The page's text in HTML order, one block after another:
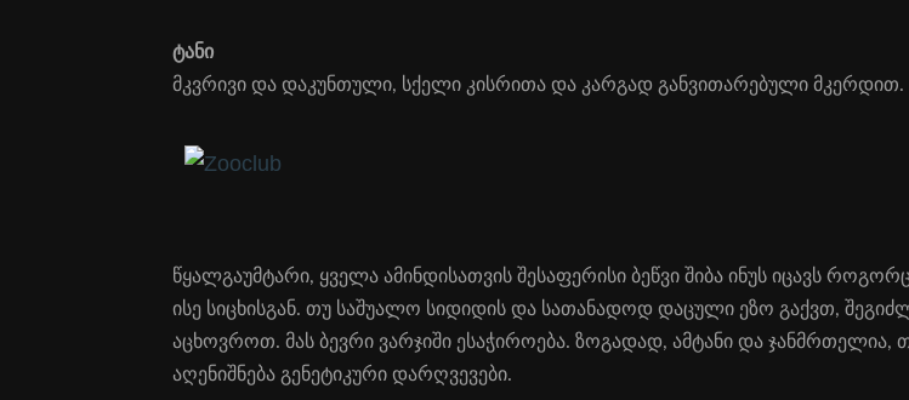
ტა­ნი
მკვრი­ვი და და­კუნ­თუ­ლი, სქე­ლი კის­რითა და კარ­გად გან­ვი­თა­რე­ბუ­ლი მკერ­დით.
წყალ­გა­უმ­ტა­რი, ყვე­ლა ამინ­დი­სათ­ვის შე­სა­ფე­რი­სი ბეწ­ვი ში­ბა ინუს იცავს რო­გორც
ისე სიცხ­ის­გან. თუ სა­შუ­ა­ლო სი­დიდის და სა­თა­ნა­დოდ და­ცუ­ლი ეზო გაქვთ,
აცხ­ოვ­როთ. მას ბევ­რი ვარ­ჯი­ში ესა­ჭი­რო­ე­ბა. ზო­გა­დად, ამ­ტა­ნი და ჯან­მრთე­ლი­ა,
აღე­ნიშ­ნე­ბა გე­ნე­ტი­კუ­რი დარ­ღვე­ვე­ბი.